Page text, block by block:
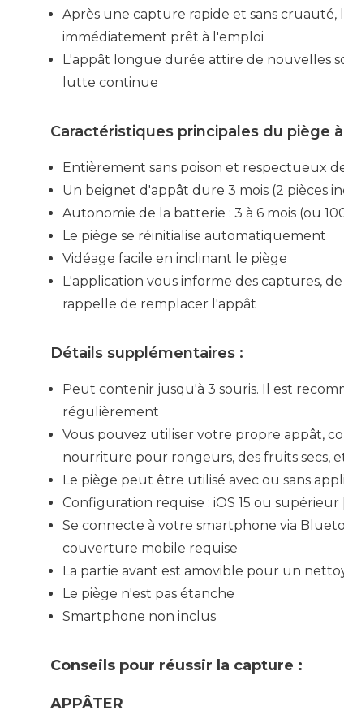
Après une capture rapide et sans cruauté,
immédiatement prêt à l'emploi
L'appât longue durée attire de nouvelles
lutte continue
Caractéristiques principales du piège
Entièrement sans poison et respectueux
Un beignet d'appât dure 3 mois (2 pièces
Autonomie de la batterie : 3 à 6 mois (ou
Le piège se réinitialise automatiquement
Vidéage facile en inclinant le piège
L'application vous informe des captures,
rappelle de remplacer l'appât
Détails supplémentaires :
Peut contenir jusqu'à 3 souris. Il est
régulièrement
Vous pouvez utiliser votre propre appât,
nourriture pour rongeurs, des fruits secs,
Le piège peut être utilisé avec ou sans
Configuration requise : iOS 15 ou
Se connecte à votre smartphone via
couverture mobile requise
La partie avant est amovible pour un
Le piège n'est pas étanche
Smartphone non inclus
Conseils pour réussir la capture :
APPÂTER